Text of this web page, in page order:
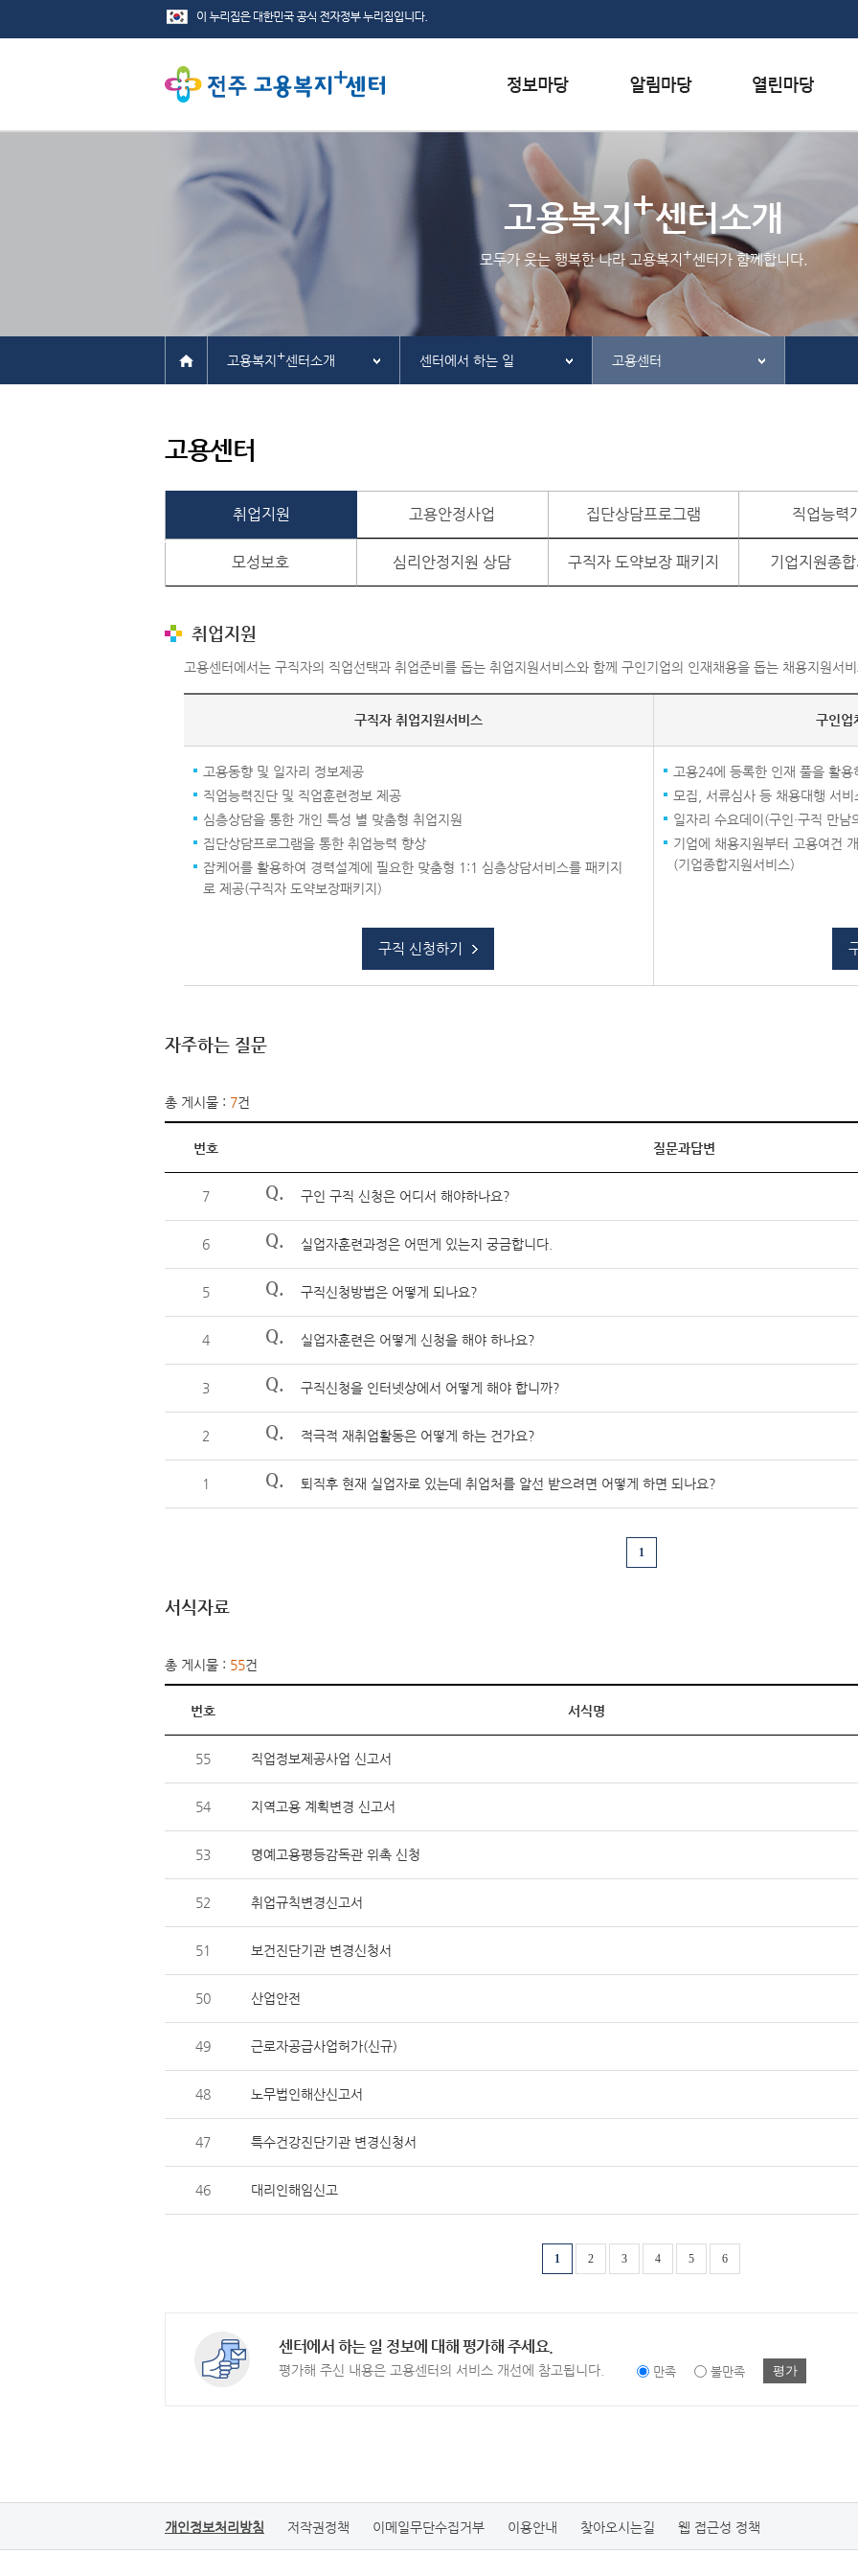
서식자료실
채용정보
인재정보
관련사이트
행사일정
공지사항
홍보/보도자료실
자주하는 질문
질문하기
칭찬하기
불친절 신고하기
고용복지+센터소개
모두가 웃는 행복한 나라 고용복지 +센터가 함께합니다.
고용복지 +센터소개 센터에서 하는 일 고용센터
고용센터
취업지원 고용안정사업 집단상담프로그램 직업능력
모성보호 심리안정지원 상담 구직자 도약보장 패키지 기업지원종
취업지원
고용센터에서는 구직자의 직업선택과 취업준비를 돕는 취업지원서비스와 함께 구인기업의 인재채용을 돕는 채용지원서
구직자 취업지원서비스 구인업
고용동향 및 일자리 정보제공
직업능력진단 및 직업훈련정보 제공
심층상담을 통한 개인 특성 별 맞춤형 취업지원
집단상담프로그램을 통한 취업능력 향상
잡케어를 활용하여 경력설계에 필요한 맞춤형 1:1 심층상담서비스를 패키지
로 제공(구직자 도약보장패키지)
구직 신청하기
고용24에 등록한 인재 풀을 활
모집, 서류심사 등 채용대행 서비
일자리 수요데이(구인·구직 만남
기업에 채용지원부터 고용여건
(기업종합지원서비스)
자주하는 질문
총 게시물 : 7건
번호 질문과답변
7 Q. 구인 구직 신청은 어디서 해야하나요?
6 Q. 실업자훈련과정은 어떤게 있는지 궁금합니다.
5 Q. 구직신청방법은 어떻게 되나요?
4 Q. 실업자훈련은 어떻게 신청을 해야 하나요?
3 Q. 구직신청을 인터넷상에서 어떻게 해야 합니까?
2 Q. 적극적 재취업활동은 어떻게 하는 건가요?
1 Q. 퇴직후 현재 실업자로 있는데 취업처를 알선 받으려면 어떻게 하면 되나요?
1
서식자료
총 게시물 : 55건
번호 서식명
55 직업정보제공사업 신고서
54 지역고용 계획변경 신고서
53 명예고용평등감독관 위촉 신청
52 취업규칙변경신고서
51 보건진단기관 변경신청서
50 산업안전
49 근로자공급사업허가(신규)
48 노무법인해산신고서
47 특수건강진단기관 변경신청서
46 대리인해임신고
1 2 3 4 5 6
센터에서 하는 일 정보에 대해 평가해 주세요.
평가해 주신 내용은 고용센터의 서비스 개선에 참고됩니다. 만족 불만족 평가
개인정보처리방침 저작권정책 이메일무단수집거부 이용안내 찾아오시는길 웹 접근성 정책